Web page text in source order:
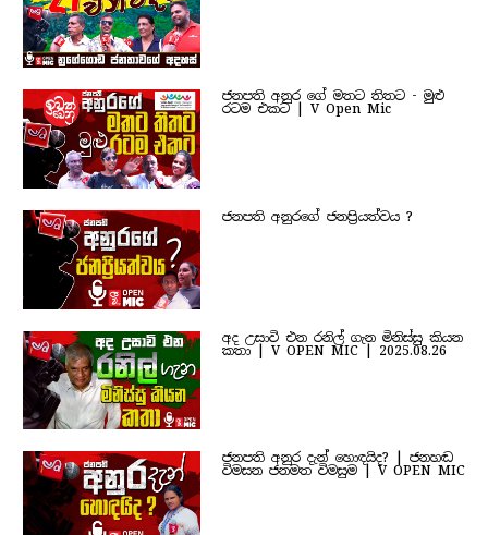
ජනපති අනුර ගේ මතට තිතට - මුළු
රටම එකට | V Open Mic
ජනපති අනුරගේ ජනප්‍රියත්වය ?
අද උසාවි එන රනිල් ගැන මිනිස්සු කියන
කතා | V OPEN MIC | 2025.08.26
ජනපති අනුර දැන් හොඳයිද? | ජනහඬ
විමසන ජනමත විමසුම | V OPEN MIC